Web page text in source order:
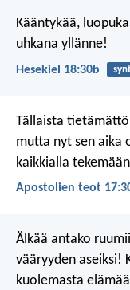
Kääntykää,
uhkana yllänne!
Hesekiel 18:30b
Tällaista
mutta nyt sen aika
kaikkialla
Apostolien teot
Älkää antako
vääryyden aseiksi!
kuolemasta